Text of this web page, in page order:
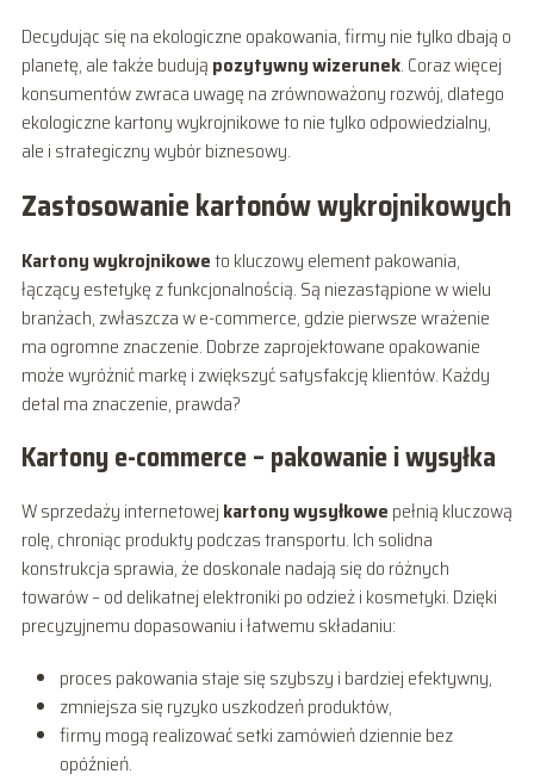
Decydując się na ekologiczne opakowania, firmy nie tylko dbają o
planetę, ale także budują pozytywny wizerunek. Coraz więcej
konsumentów zwraca uwagę na zrównoważony rozwój, dlatego
ekologiczne kartony wykrojnikowe to nie tylko odpowiedzialny,
ale i strategiczny wybór biznesowy.
Zastosowanie kartonów wykrojnikowych
Kartony wykrojnikoweto kluczowy element pakowania,
łączący estetykę z funkcjonalnością. Są niezastąpione w wielu
branżach, zwłaszcza w e-commerce, gdzie pierwsze wrażenie
ma ogromne znaczenie. Dobrze zaprojektowane opakowanie
może wyróżnić markę i zwiększyć satysfakcję klientów. Każdy
detal ma znaczenie, prawda?
Kartony e-commerce – pakowanie i wysyłka
W sprzedaży internetowej kartony wysyłkowe pełnią kluczową
rolę, chroniąc produkty podczas transportu. Ich solidna
konstrukcja sprawia, że doskonale nadają się do różnych
towarów – od delikatnej elektroniki po odzież i kosmetyki. Dzięki
precyzyjnemu dopasowaniu i łatwemu składaniu:
proces pakowania staje się szybszy i bardziej efektywny,
zmniejsza się ryzyko uszkodzeń produktów,
firmy mogą realizować setki zamówień dziennie bez
opóźnień.